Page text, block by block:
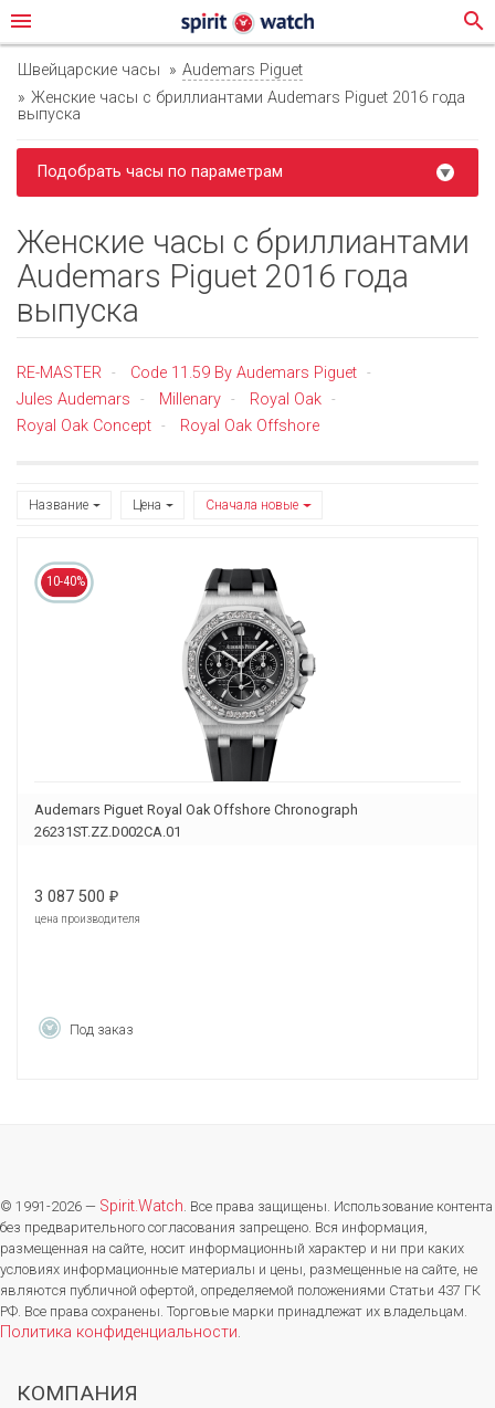
menu search
Швейцарские часы
Audemars Piguet
Женские часы с бриллиантами Audemars Piguet 2016 года
выпуска
Подобрать часы по параметрам
Женские часы с бриллиантами
Audemars Piguet 2016 года
выпуска
RE-MASTER - Code 11.59 By Audemars Piguet -
Jules Audemars - Millenary - Royal Oak -
Royal Oak Concept - Royal Oak Offshore
Название Цена Сначала новые
10-40%
Audemars Piguet Royal Oak Offshore Chronograph
26231ST.ZZ.D002CA.01
3 087 500 ₽
цена производителя
Под заказ
© 1991-2026 — Spirit.Watch. Все права защищены. Использование контента
без предварительного согласования запрещено. Вся информация,
размещенная на сайте, носит информационный характер и ни при каких
условиях информационные материалы и цены, размещенные на сайте, не
являются публичной офертой, определяемой положениями Статьи 437 ГК
РФ. Все права сохранены. Торговые марки принадлежат их владельцам.
Политика конфиденциальности.
КОМПАНИЯ